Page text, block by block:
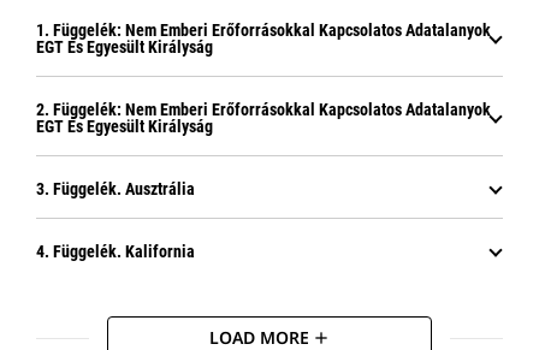
1. Függelék: Nem Emberi Erőforrásokkal Kapcsolatos Adatalanyok
EGT És Egyesült Királyság
2. Függelék: Nem Emberi Erőforrásokkal Kapcsolatos Adatalanyok
EGT És Egyesült Királyság
3. Függelék. Ausztrália
4. Függelék. Kalifornia
LOAD MORE add